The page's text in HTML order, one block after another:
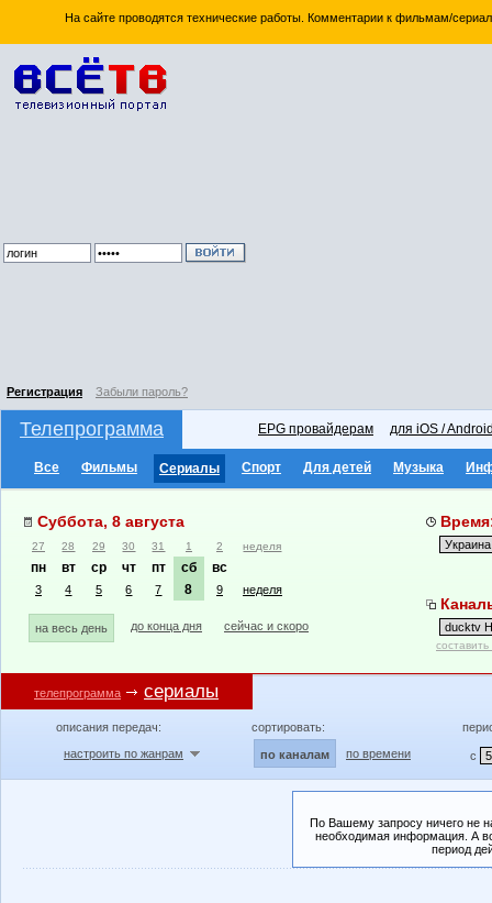
На сайте проводятся технические работы. Комментарии к фильмам/
Регистрация Забыли пароль?
Телепрограмма EPG провайдерам для iOS /
Все Фильмы Сериалы Спорт Для детей Музыка
Суббота, 8 августа
27 28 29 30 31 1 2 неделя
пн вт ср чт пт сб вс
3 4 5 6 7 8 9 неделя
на весь день до конца дня сейчас и скоро
телепрограмма сериалы
описания передач:
настроить по жанрам
сортировать:
по каналам по времени с
По Вашему запросу ничего не
необходимая информация. А
период